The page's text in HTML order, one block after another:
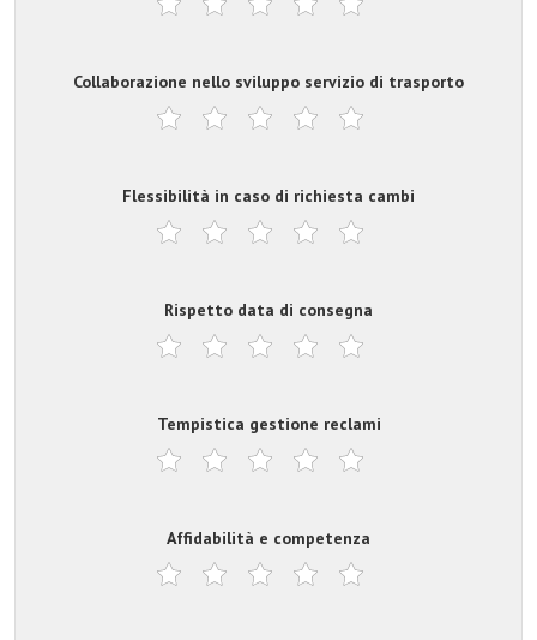
Collaborazione nello sviluppo servizio di trasporto
Flessibilità in caso di richiesta cambi
Rispetto data di consegna
Tempistica gestione reclami
Affidabilità e competenza